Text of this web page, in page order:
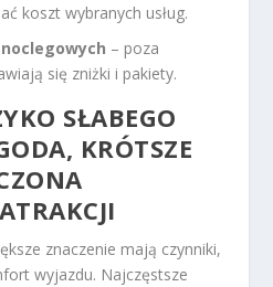
koszt wybranych usług.
– poza
się zniżki i pakiety.
SŁABEGO
KRÓTSZE
znaczenie mają czynniki,
wyjazdu. Najczęstsze